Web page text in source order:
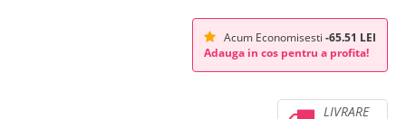
Acum Economisesti -65.51 LEI
Adauga in cos pentru a profita!
LIVRARE